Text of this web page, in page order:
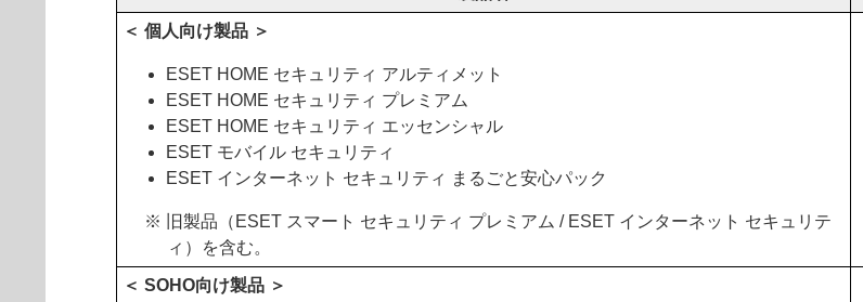
＜ 個人向け製品 ＞
ESET HOME セキュリティ アルティメット
ESET HOME セキュリティ プレミアム
ESET HOME セキュリティ エッセンシャル
ESET モバイル セキュリティ
ESET インターネット セキュリティ まるごと安心パック
※ 旧製品（ESET スマート セキュリティ プレミアム / ESET インターネット セキュリテ
ィ）を含む。
＜ SOHO向け製品 ＞